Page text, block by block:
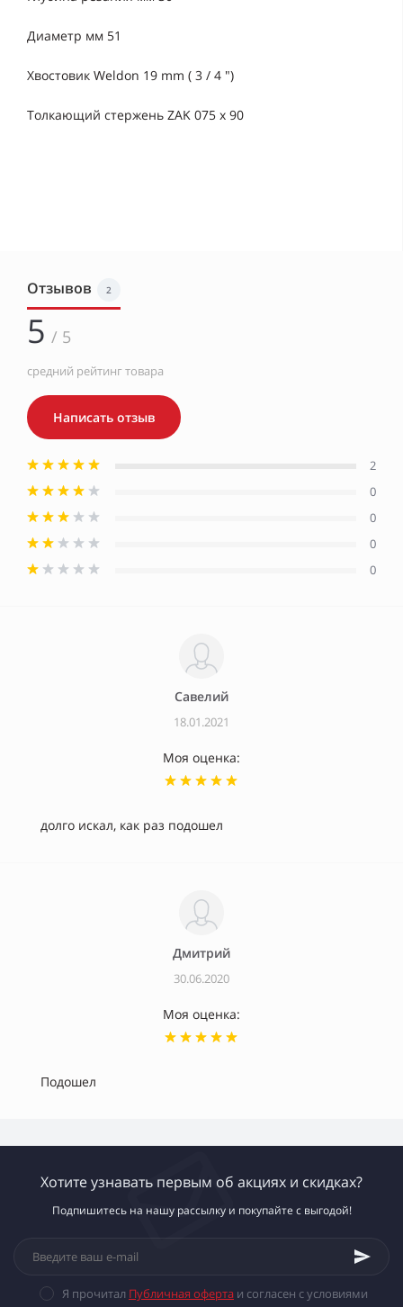
Диаметр мм 51
Хвостовик Weldon 19 mm ( 3 / 4 ")
Толкающий стержень ZAK 075 х 90
Отзывов 2
5 / 5
средний рейтинг товара
Написать отзыв
2
0
0
0
0
Савелий
18.01.2021
Моя оценка:
долго искал, как раз подошел
Дмитрий
30.06.2020
Моя оценка:
Подошел
Хотите узнавать первым об акциях и скидках?
Подпишитесь на нашу рассылку и покупайте с выгодой!
Я прочитал Публичная оферта и согласен с условиями